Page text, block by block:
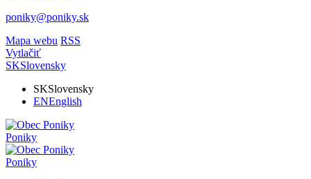
poniky@poniky.sk
Mapa webu RSS
Vytlačiť
SKSlovensky
SKSlovensky
ENEnglish
Poniky
Poniky